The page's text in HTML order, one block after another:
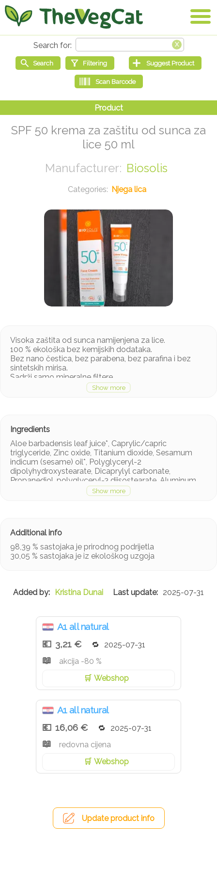
SPF 50 krema za zaštitu od sunca za
lice 50 ml
Biosolis
Njega lica
Visoka zaštita od sunca namijenjena za lice.
100 % ekološka bez kemijskih dodataka.
Bez nano čestica, bez parabena, bez parafina i bez
sintetskih mirisa.
Sadrži samo mineralne filtere.
Na bazi Aloe Vere, biljnih ulja i drugih prirodnih
Aloe barbadensis leaf juice*, Caprylic/capric
triglyceride, Zinc oxide, Titanium dioxide, Sesamum
indicum (sesame) oil*, Polyglyceryl-2
dipolyhydroxystearate, Dicaprylyl carbonate,
Propanediol, polyglyceryl-3 diisostearate, Aluminum
hydroxide, Stearic acid, Polyhydrystearic acid, Sodium
chloride, Bisabolol*, Pongamia pinnata seed extract,
* iz ekološkog uzgoja
98,39 % sastojaka je prirodnog podrijetla
30,05 % sastojaka je iz ekološkog uzgoja
Kristina Dunai 2025-07-31
A1 all natural
3,21 €
2025-07-31
akcija -80 %
Webshop
A1 all natural
16,06 €
2025-07-31
redovna cijena
Webshop
Update product info